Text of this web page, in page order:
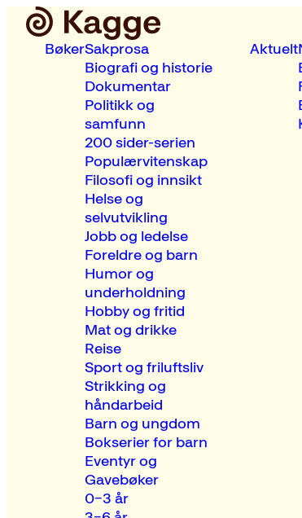
BøkerSakprosa
Biografi og historie
Dokumentar
Politikk og
samfunn
200 sider-serien
Populærvitenskap
Filosofi og innsikt
Helse og
selvutvikling
Jobb og ledelse
Foreldre og barn
Humor og
underholdning
Hobby og fritid
Mat og drikke
Reise
Sport og friluftsliv
Strikking og
håndarbeid
Barn og ungdom
Bokserier for barn
Eventyr og
Gavebøker
0–3 år
Aktuelt